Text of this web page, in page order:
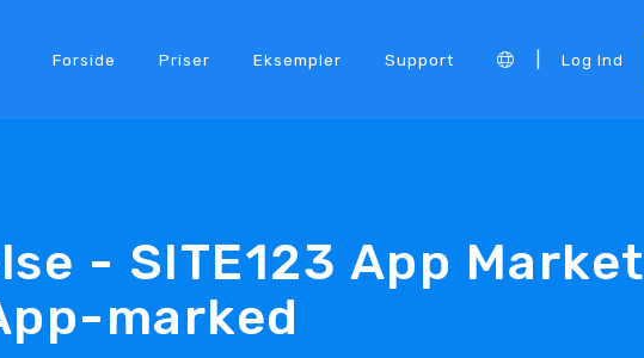
Forside Priser Eksempler Support Log Ind
- SITE123 App Market
marked